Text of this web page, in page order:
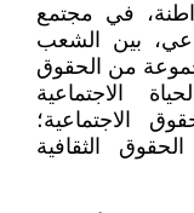
في مجتمع
بين الشعب
من الحقوق
الاجتماعية
الاجتماعية؛
الثقافية